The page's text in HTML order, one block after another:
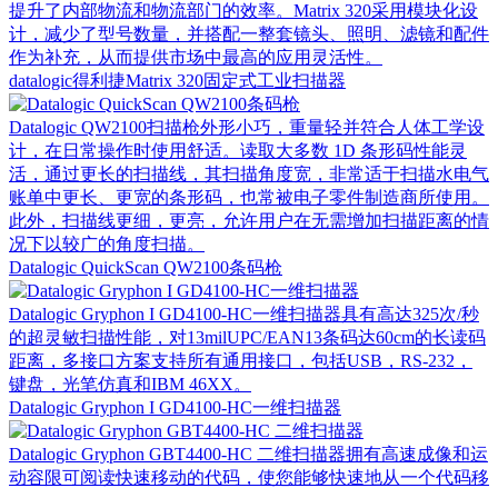
提升了内部物流和物流部门的效率。Matrix 320采用模块化设
计，减少了型号数量，并搭配一整套镜头、照明、滤镜和配件
作为补充，从而提供市场中最高的应用灵活性。
datalogic得利捷Matrix 320固定式工业扫描器
Datalogic QW2100扫描枪外形小巧，重量轻并符合人体工学设
计，在日常操作时使用舒适。读取大多数 1D 条形码性能灵
活，通过更长的扫描线，其扫描角度宽，非常适于扫描水电气
账单中更长、更宽的条形码，也常被电子零件制造商所使用。
此外，扫描线更细，更亮，允许用户在无需增加扫描距离的情
况下以较广的角度扫描。
Datalogic QuickScan QW2100条码枪
Datalogic Gryphon I GD4100-HC一维扫描器具有高达325次/秒
的超灵敏扫描性能，对13milUPC/EAN13条码达60cm的长读码
距离，多接口方案支持所有通用接口，包括USB，RS-232，
键盘，光笔仿真和IBM 46XX。
Datalogic Gryphon I GD4100-HC一维扫描器
Datalogic Gryphon GBT4400-HC 二维扫描器拥有高速成像和运
动容限可阅读快速移动的代码，使您能够快速地从一个代码移